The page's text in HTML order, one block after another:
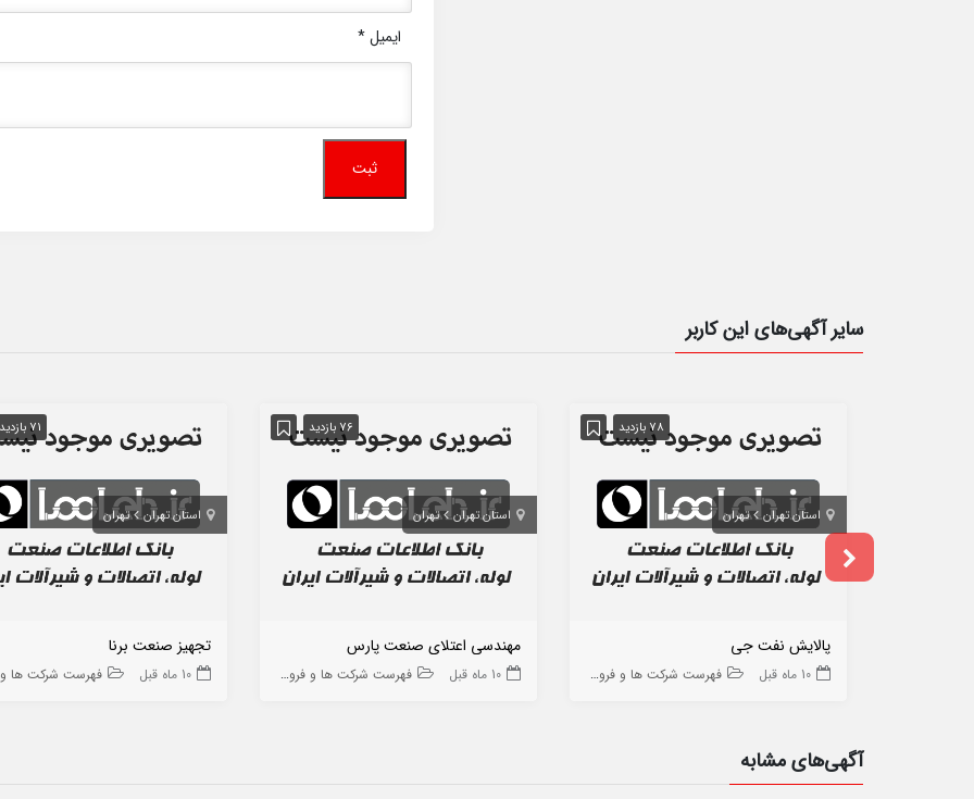
ایمیل*
سایر آگهی‌های این کاربر
78 بازدید
استان تهران تهران
پالایش نفت جی
10 ماه قبل فهرست شرکت ها و فروشگاه ها
76 بازدید
استان تهران تهران
مهندسی اعتلای صنعت پارس
10 ماه قبل فهرست شرکت ها و فروشگاه ها
71 بازدید
استان تهران تهران
تجهیز صنعت برنا
10 ماه قبل فهرست شرکت ها و
آگهی‌های مشابه